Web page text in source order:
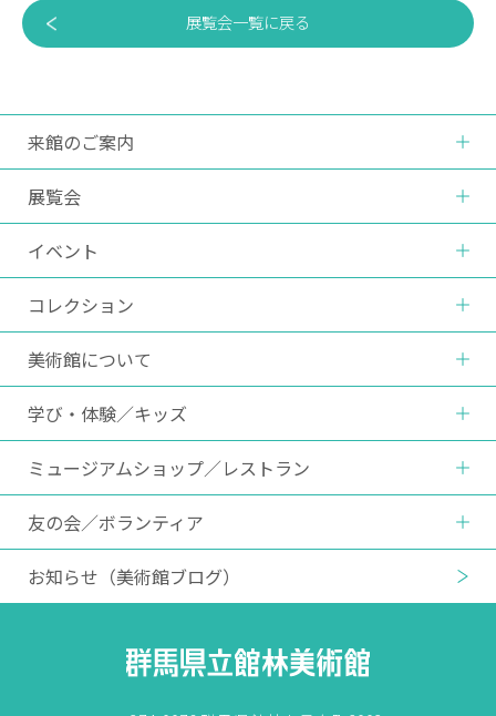
展覧会一覧に戻る
来館のご案内
展覧会
イベント
コレクション
美術館について
学び・体験／キッズ
ミュージアムショップ／レストラン
友の会／ボランティア
お知らせ （美術館ブログ）